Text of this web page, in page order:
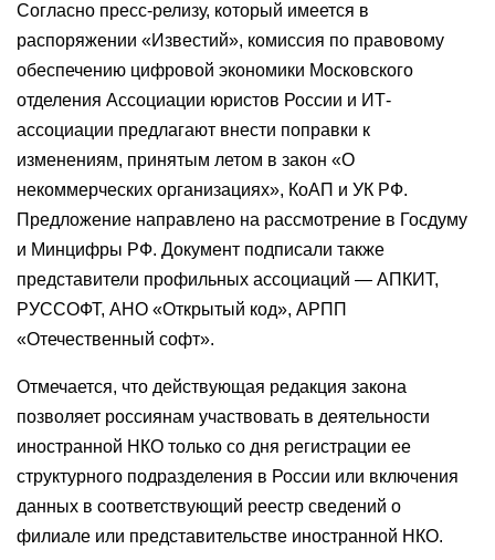
Согласно пресс-релизу, который имеется в
распоряжении «Известий», комиссия по правовому
обеспечению цифровой экономики Московского
отделения Ассоциации юристов России и ИТ-
ассоциации предлагают внести поправки к
изменениям, принятым летом в закон «О
некоммерческих организациях», КоАП и УК РФ.
Предложение направлено на рассмотрение в Госдуму
и Минцифры РФ. Документ подписали также
представители профильных ассоциаций — АПКИТ,
РУССОФТ, АНО «Открытый код», АРПП
«Отечественный софт».
Отмечается, что действующая редакция закона
позволяет россиянам участвовать в деятельности
иностранной НКО только со дня регистрации ее
структурного подразделения в России или включения
данных в соответствующий реестр сведений о
филиале или представительстве иностранной НКО.